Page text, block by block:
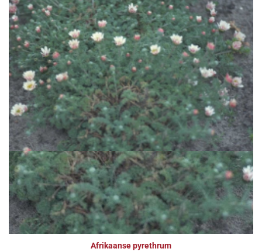
Afrikaanse pyrethrum